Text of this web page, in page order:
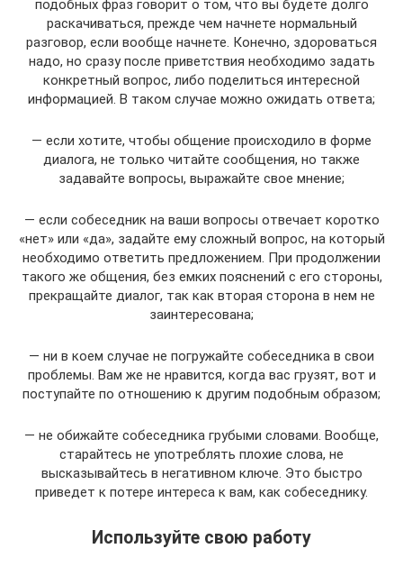
подобных фраз говорит о том, что вы будете долго
раскачиваться, прежде чем начнете нормальный
разговор, если вообще начнете. Конечно, здороваться
надо, но сразу после приветствия необходимо задать
конкретный вопрос, либо поделиться интересной
информацией. В таком случае можно ожидать ответа;
— если хотите, чтобы общение происходило в форме
диалога, не только читайте сообщения, но также
задавайте вопросы, выражайте свое мнение;
— если собеседник на ваши вопросы отвечает коротко
«нет» или «да», задайте ему сложный вопрос, на который
необходимо ответить предложением. При продолжении
такого же общения, без емких пояснений с его стороны,
прекращайте диалог, так как вторая сторона в нем не
заинтересована;
— ни в коем случае не погружайте собеседника в свои
проблемы. Вам же не нравится, когда вас грузят, вот и
поступайте по отношению к другим подобным образом;
— не обижайте собеседника грубыми словами. Вообще,
старайтесь не употреблять плохие слова, не
высказывайтесь в негативном ключе. Это быстро
приведет к потере интереса к вам, как собеседнику.
Используйте свою работу